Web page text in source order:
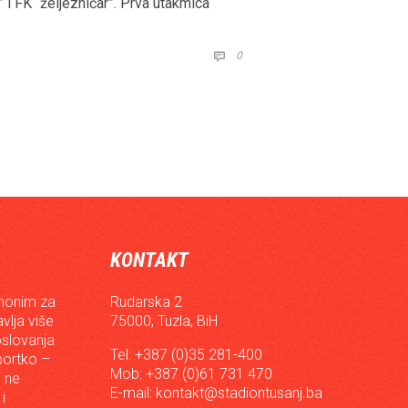
 0COMMENTS
za
više
–
ne
KONTAKT
Rudarska 2
75000, Tuzla, BiH
Tel: +387 (0)35 281-400
Mob: +387 (0)61 731 470
E-mail: kontakt@stadiontusanj.ba